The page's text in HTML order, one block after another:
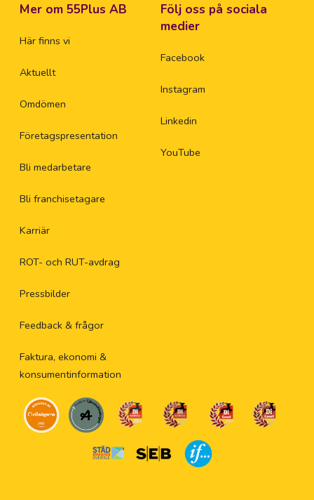
Mer om 55Plus AB
Här finns vi
Aktuellt
Omdömen
Företagspresentation
Bli medarbetare
Bli franchisetagare
Karriär
ROT- och RUT-avdrag
Pressbilder
Feedback & frågor
Faktura, ekonomi &
konsumentinformation
Följ oss på sociala
medier
Facebook
Instagram
Linkedin
YouTube